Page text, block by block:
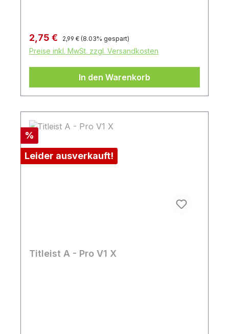
Verkaufspreis:
2,75 € Regulärer Preis:
2,99 € (8.03% gespart)
Preise inkl. MwSt. zzgl. Versandkosten
In den Warenkorb
Rabatt
%
Leider ausverkauft!
Titleist A - Pro V1 X